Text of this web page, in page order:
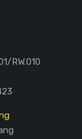
RW.010